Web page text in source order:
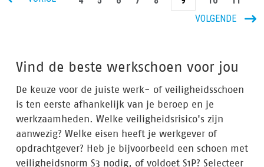
VOLGENDE
Vind de beste werkschoen voor jou
De keuze voor de juiste werk- of veiligheidsschoen
is ten eerste afhankelijk van je beroep en je
werkzaamheden. Welke veiligheidsrisico's zijn
aanwezig? Welke eisen heeft je werkgever of
opdrachtgever? Heb je bijvoorbeeld een schoen met
veiligheidsnorm S3 nodig, of voldoet S1P? Selecteer